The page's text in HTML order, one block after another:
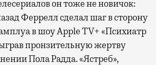
по всему миру.
он тоже не новичок:
Феррелл сделал шаг в сторону
в шоу Apple TV+ «Психиатр
пронзительную жертву
Пола Радда. «Ястреб»,